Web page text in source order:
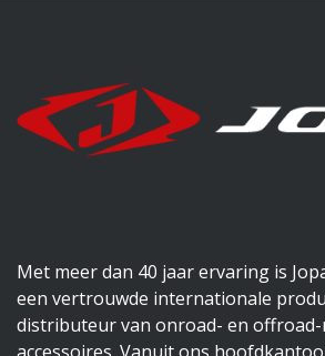
Met meer dan 40 jaar ervaring is
een vertrouwde internationale
distributeur van onroad- en